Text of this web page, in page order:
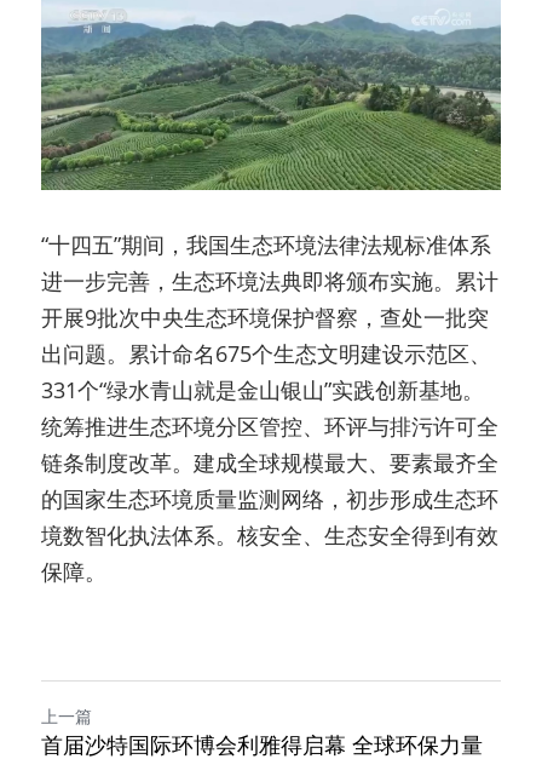
“十四五”期间，我国生态环境法律法规标准体系
进一步完善，生态环境法典即将颁布实施。累计
开展9批次中央生态环境保护督察，查处一批突
出问题。累计命名675个生态文明建设示范区、
331个“绿水青山就是金山银山”实践创新基地。
统筹推进生态环境分区管控、环评与排污许可全
链条制度改革。建成全球规模最大、要素最齐全
的国家生态环境质量监测网络，初步形成生态环
境数智化执法体系。核安全、生态安全得到有效
保障。
上一篇
首届沙特国际环博会利雅得启幕 全球环保力量